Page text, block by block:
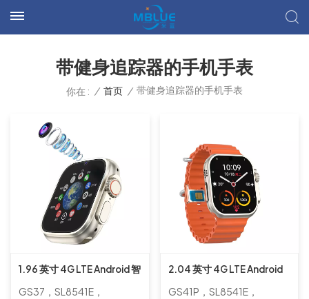
带健身追踪器的手机手表
你在 : / 首页 / 带健身追踪器的手机手表
1.96 英寸 4G LTE Android 智
能手机手表带双摄像头成人
GS37，SL8541E，
2.04 英寸 4G LTE Android
智能手机手表带后置摄像头
GS41P，SL8541E，